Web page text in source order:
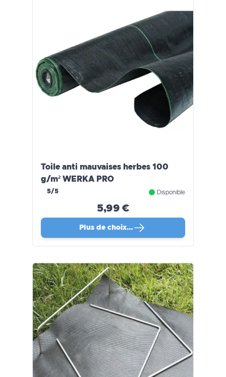
Toile anti mauvaises herbes 100
g/m² WERKA PRO
5/5 Disponible
5,99 €
Plus de choix…